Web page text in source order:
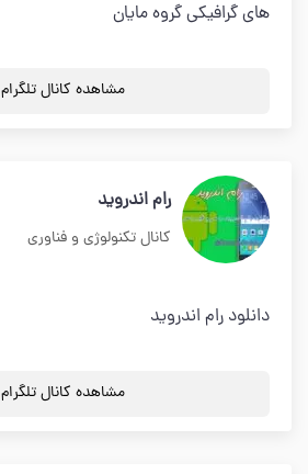
های گرافیکی گروه مایان
مشاهده کانال تلگرام
رام اندروید
کانال تکنولوژی و فناوری
دانلود رام اندروید
مشاهده کانال تلگرام